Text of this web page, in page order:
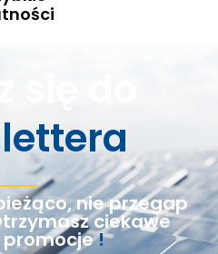
się do
nie przegap
ciekawe
!